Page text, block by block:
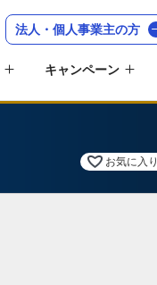
法人・個人事業主の方
キャンペーン
お気に入り